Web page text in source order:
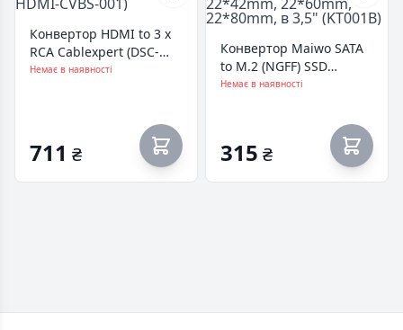
Конвертор HDMI to 3 x
RCA Cablexpert (DSC-
HDMI-CVBS-001)
Немає в наявності
711 ₴
Конвертор Maiwo SATA
to M.2 (NGFF) SSD
22*42mm, 22*60mm,
Немає в наявності
315 ₴
Footer